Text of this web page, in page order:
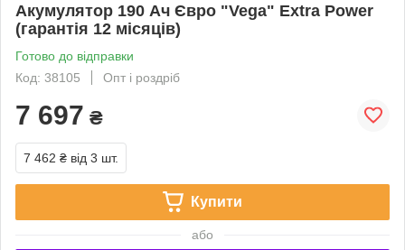
Акумулятор 190 Ач Євро "Vega" Extra Power
(гарантія 12 місяців)
Готово до відправки
Код: 38105
Опт і роздріб
7 697 ₴
7 462 ₴ від 3 шт.
Купити
або